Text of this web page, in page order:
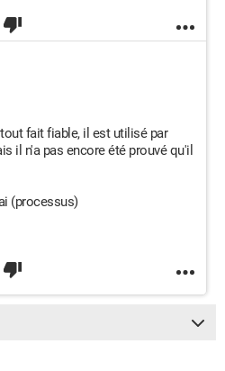
fait fiable, il est utilisé par
il n'a pas encore été prouvé qu'il
(processus)